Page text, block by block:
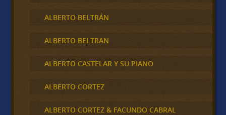
ALBERTO BELTRÁN
ALBERTO BELTRAN
ALBERTO CASTELAR Y SU PIANO
ALBERTO CORTEZ
ALBERTO CORTEZ & FACUNDO CABRAL